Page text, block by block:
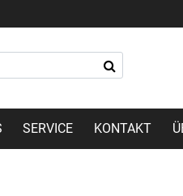
SERVICE KONTAKT